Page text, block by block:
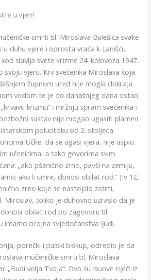
u vjeri!
smrti bl. Miroslava Bulešića svake
u duhu vjere i oprosta vraća k Lanišću
slavlja svete krizme 24. kolovoza 1947.
svoju vjeru. Krv svećenika Miroslava koja
župnom ured nije mogla dokraja
vodom te je do današnjeg dana ostao
krizmu“ i mržnju spram svećenika i
sustav nije mogao ugasiti plamen
poluotoku od 2. stoljeća.
Učke, da se ugasi vjera, nije uspio.
učenicima, a tako govorima svim
„ako pšenično zrno, pavši na zemlju,
ako li umre, donosi obilat rod.“ (Iv 12,
zrno koje se nastojalo zatrti,
Miroslav, toliko je duhovno uzraslo da je
donosi obilat rod po zagovoru bl.
imamo brojna svjedočanstva ljudi.
porečki i pulski biskup, odredio je da
mučeničke smrti bl. Miroslava
„Budi volja Tvoja“. Ovo su Isuove riječi iz